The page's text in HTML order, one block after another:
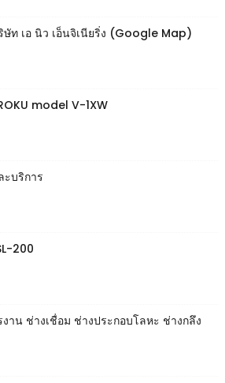
ท เอ นิว เอ็นจิเนียริ่ง (Google Map)
model V-1XW
บริการ
200
าน ช่างเชื่อม ช่างประกอบโลหะ ช่างกลึง